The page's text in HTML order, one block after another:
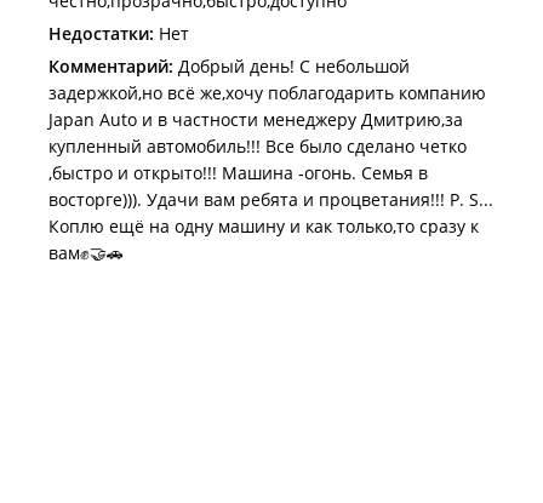
Недостатки: Нет
Комментарий: Добрый день! С небольшой
задержкой,но всё же,хочу поблагодарить компанию
Japan Auto и в частности менеджеру Дмитрию,за
купленный автомобиль!!! Все было сделано четко
,быстро и открыто!!! Машина -огонь. Семья в
восторге))). Удачи вам ребята и процветания!!! P. S...
Коплю ещё на одну машину и как только,то сразу к
вам✊🤝🚗